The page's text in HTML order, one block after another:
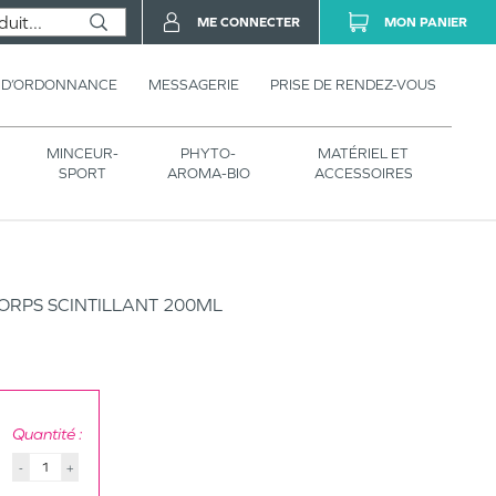
MESSAGERIE PRISE DE RENDEZ-VOUS
MINCEUR-
SPORT
PHYTO-
AROMA-BIO
MATÉRIEL ET
ACCESSOIRES
ME CONNECTER MON PANIER
SCINTILLANT 200ML
Quantité :
- +